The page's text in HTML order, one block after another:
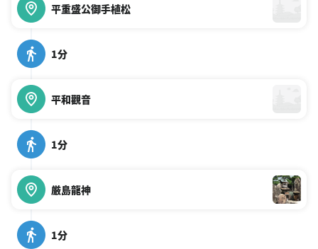
平重盛公御手植松
1分
平和觀音
1分
厳島龍神
1分